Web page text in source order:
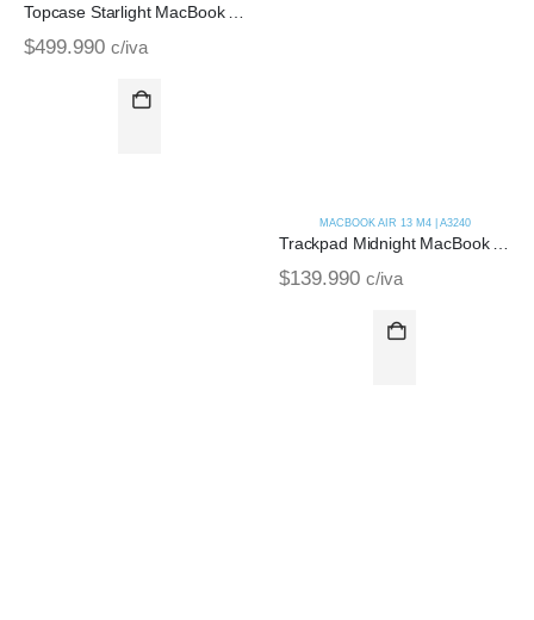
$499.990 c/iva
MACBOOK AIR 13 M4 | A3240
$139.990 c/iva